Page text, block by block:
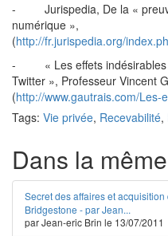
- Jurispedia, De la «
numérique »,
(http://fr.jurispedia.org/
- « Les effets indésirables
Twitter », Professeur Vincent
(http://www.gautrais.com/Les-
Tags: Vie privée, Recevabilité,
Dans la
Secret des affaires et acquisition
Bridgestone - par Jean...
par Jean-eric Brin le 13/07/2011